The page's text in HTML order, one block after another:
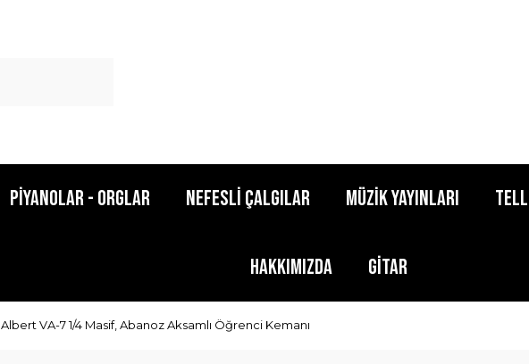
Piyanolar - Orglar Nefesli Çalgılar Müzik Yayınları
Hakkımızda Gitar
Albert VA-7 1/4 Masif, Abanoz Aksamlı Öğrenci Kemanı